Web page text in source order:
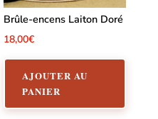
Brûle-encens Laiton Doré
18,00€
AJOUTER AU
PANIER